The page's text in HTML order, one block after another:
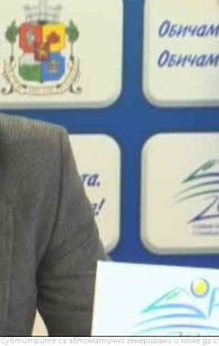
Субтитрите са автоматично генерирани и може да